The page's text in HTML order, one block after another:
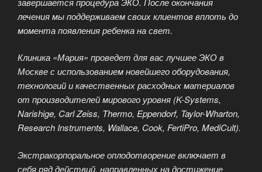
лечения мы поддерживаем своих клиентов вплоть до
момента появления ребенка на свет.
Клиника «Мария» проведет для вас лучшее ЭКО в
Москве с использованием новейшего оборудования,
технологий и качественных расходных материалов
от производителей мирового уровня (K-Systems,
Narishige, Carl Zeiss, Thermo, Eppendorf, Taylor-Wharton,
Research Instruments, Wallace, Cook, FertiPro, MediCult).
Экстракорпоральное оплодотворение включает в
себя ряд действий, направленных на достижение